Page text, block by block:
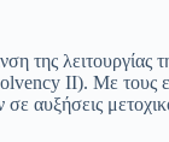
της
II). Με τους
σε αυξήσεις